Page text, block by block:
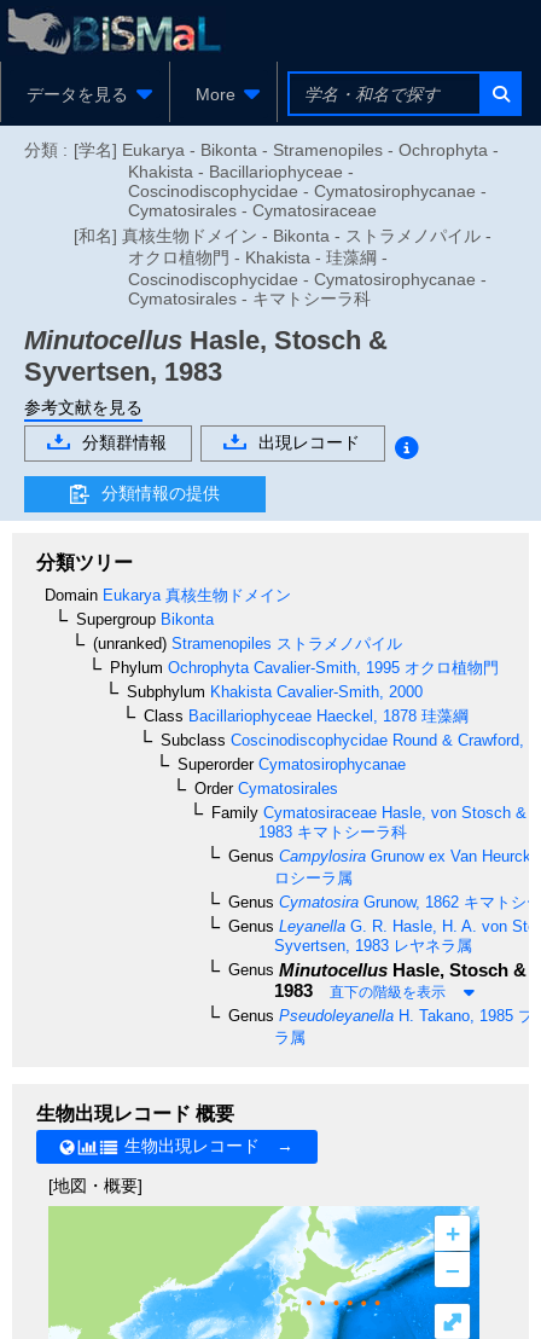
データを見る More
分類 : [学名] Eukarya - Bikonta - Stramenopiles - Ochrophyta -
Khakista - Bacillariophyceae -
Coscinodiscophycidae - Cymatosirophycanae -
Cymatosirales - Cymatosiraceae
[和名] 真核生物ドメイン - Bikonta - ストラメノパイル -
オクロ植物門 - Khakista - 珪藻綱 -
Coscinodiscophycidae - Cymatosirophycanae -
Cymatosirales - キマトシーラ科
Minutocellus Hasle, Stosch &
Syvertsen, 1983
参考文献を見る
分類群情報
出現レコード
分類情報の提供
分類ツリー
Domain Eukarya 真核生物ドメイン
Supergroup Bikonta
(unranked) Stramenopiles ストラメノパイル
Phylum Ochrophyta Cavalier-Smith, 1995 オクロ植物門
Subphylum Khakista Cavalier-Smith, 2000
Class Bacillariophyceae Haeckel, 1878 珪藻綱
Subclass Coscinodiscophycidae Round & Crawford,
SuperorderCymatosirophycanae
OrderCymatosirales
Family Cymatosiraceae Hasle, von Stosch &
1983 キマトシーラ科
Genus Campylosira Grunow ex Van Heurck,
ロシーラ属
Genus Cymatosira Grunow, 1862 キマトシ
Genus Leyanella G. R. Hasle, H. A. von
Syvertsen, 1983 レヤネラ属
Genus Minutocellus Hasle, Stosch &
1983
直下の階級を表示
Genus Pseudoleyanella H. Takano, 1985 プ
ラ属
生物出現レコード 概要
生物出現レコード →
[地図・概要]
+
–
⤢